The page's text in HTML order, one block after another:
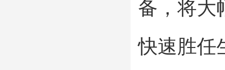
备，将大
快速胜任